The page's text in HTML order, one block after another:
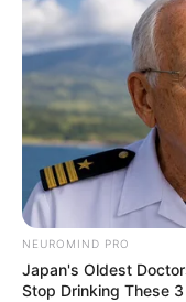
NEUROMIND PRO
Japan's Oldest
Stop Drinking These